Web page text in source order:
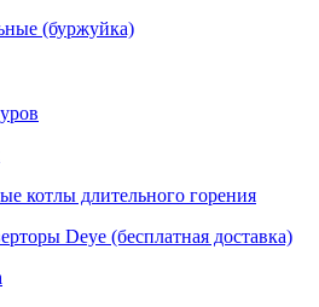
(буржуйка)
котлы длительного горения
Deye (бесплатная доставка)